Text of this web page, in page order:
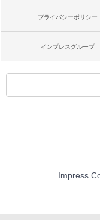
プライバシーポリシー
インプレスグループ
Impress